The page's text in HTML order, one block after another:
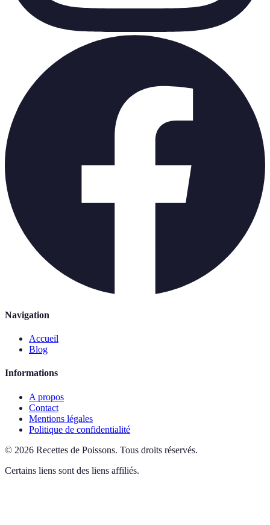
Navigation
Accueil
Blog
Informations
A propos
Contact
Mentions légales
Politique de confidentialité
© 2026 Recettes de Poissons. Tous droits réservés.
Certains liens sont des liens affiliés.